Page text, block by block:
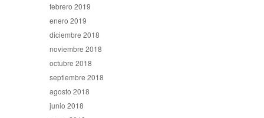
febrero 2019
enero 2019
diciembre 2018
noviembre 2018
octubre 2018
septiembre 2018
agosto 2018
junio 2018